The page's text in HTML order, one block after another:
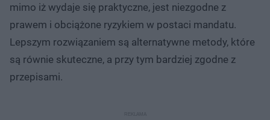
mimo iż wydaje się praktyczne, jest niezgodne z
prawem i obciążone ryzykiem w postaci mandatu.
Lepszym rozwiązaniem są alternatywne metody, które
są równie skuteczne, a przy tym bardziej zgodne z
przepisami.